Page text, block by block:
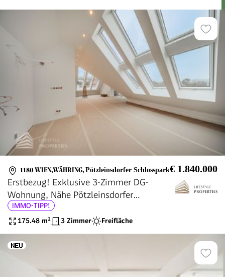
1180 WIEN,WÄHRING, Pötzleinsdorfer Schlosspark€ 1.840.000
Erstbezug! Exklusive 3-Zimmer DG-
Wohnung, Nähe Pötzleinsdorfer
Schlosspark
IMMO-TIPP!
175.48 m² 3 Zimmer Freifläche